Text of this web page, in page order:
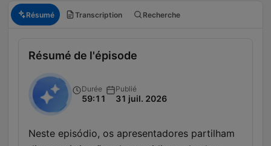
Résumé Transcription Recherche
Résumé de l'épisode
Durée
59:11
Publié
31 juil. 2026
Neste episódio, os apresentadores partilham